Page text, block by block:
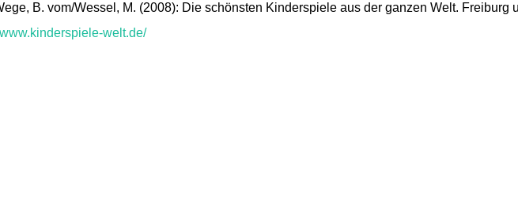
B. vom/Wessel, M. (2008): Die schönsten Kinderspiele aus der ganzen Welt. Freiburg
welt.de/